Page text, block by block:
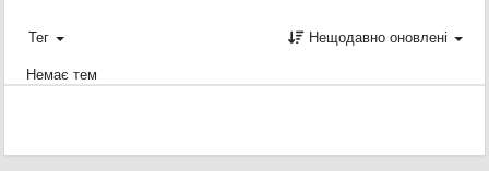
Тег
Нещодавно оновлені
Немає тем